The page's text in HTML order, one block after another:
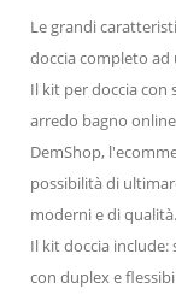
Le grandi
doccia completo ad
Il kit per doccia
arredo bagno
DemShop,
possibilità di
moderni e di qualità.
Il kit doccia
con duplex e